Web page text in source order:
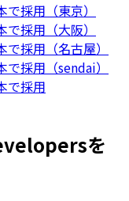
採用（東京）
採用（大阪）
採用（名古屋）
採用（sendai）
で採用
を